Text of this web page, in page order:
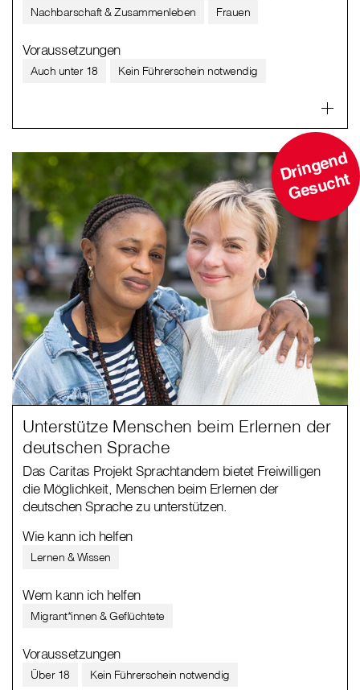
Nachbarschaft & Zusammenleben
Frauen
Voraussetzungen
Auch unter 18 Kein Führerschein notwendig
D
ri
n
g
e
n
d
G
e
s
u
c
ht
Unterstütze Menschen beim Erlernen der
deutschen Sprache
Das Caritas Projekt Sprachtandem bietet Freiwilligen
die Möglichkeit, Menschen beim Erlernen der
deutschen Sprache zu unterstützen.
Wie kann ich helfen
Lernen & Wissen
Wem kann ich helfen
Migrant*innen & Geflüchtete
Voraussetzungen
Über 18 Kein Führerschein notwendig